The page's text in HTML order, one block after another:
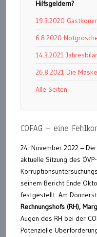
Hilfsgeldern?
19.3.2020
6.8.2020
14.3.2021
26.8.2021 Die
Alle Seiten
COFAG – eine
24. November 2022 –
aktuelle Sitzung des ÖVP-
seinem Bericht Ende
festgestellt. Am
Rechnungshofs (RH),
Augen des RH bei der
Potenzielle